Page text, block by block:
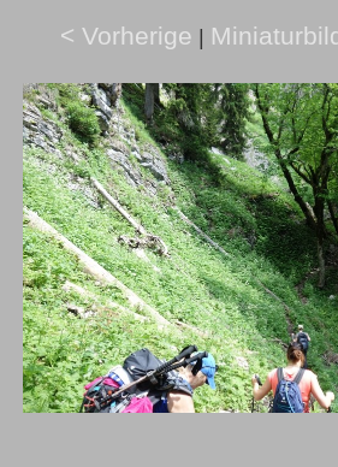
< Vorherige |